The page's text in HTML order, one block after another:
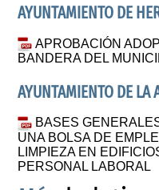
AYUNTAMIENTO DE
APROBACIÓN
BANDERA DEL
AYUNTAMIENTO DE LA
BASES
UNA BOLSA DE
LIMPIEZA EN
PERSONAL LABORAL